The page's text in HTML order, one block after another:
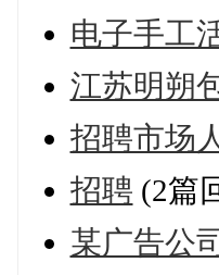
电子手工
江苏明朔
招聘市场
招聘 (2篇
某广告公